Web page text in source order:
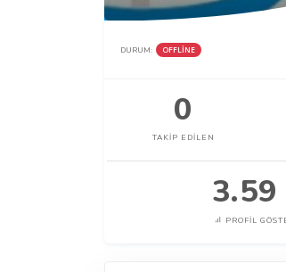
DURUM: OFFLINE
0
TAKIP EDILEN
3.59
PROFIL